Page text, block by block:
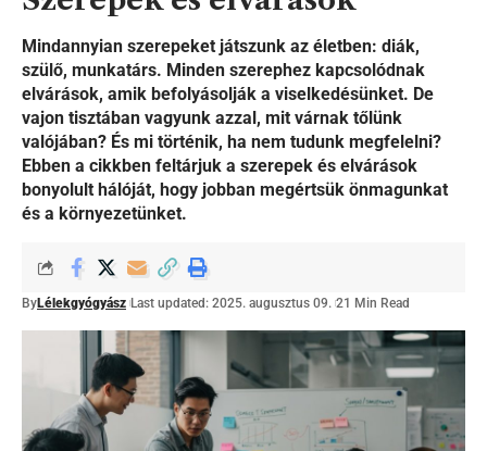
Mindannyian szerepeket játszunk az életben: diák,
szülő, munkatárs. Minden szerephez kapcsolódnak
elvárások, amik befolyásolják a viselkedésünket. De
vajon tisztában vagyunk azzal, mit várnak tőlünk
valójában? És mi történik, ha nem tudunk megfelelni?
Ebben a cikkben feltárjuk a szerepek és elvárások
bonyolult hálóját, hogy jobban megértsük önmagunkat
és a környezetünket.
ByLélekgyógyász Last updated: 2025. augusztus 09. 21 Min Read